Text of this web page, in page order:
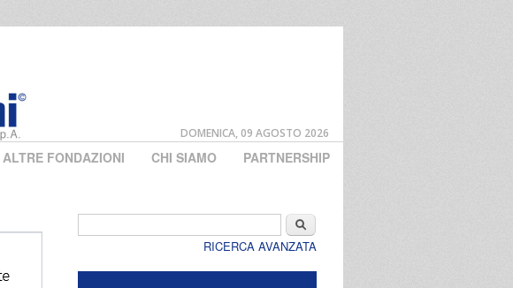
DOMENICA, 09 AGOSTO 2026
ALTRE FONDAZIONI CHI SIAMO PARTNERSHIP
Cerca
RICERCA AVANZATA